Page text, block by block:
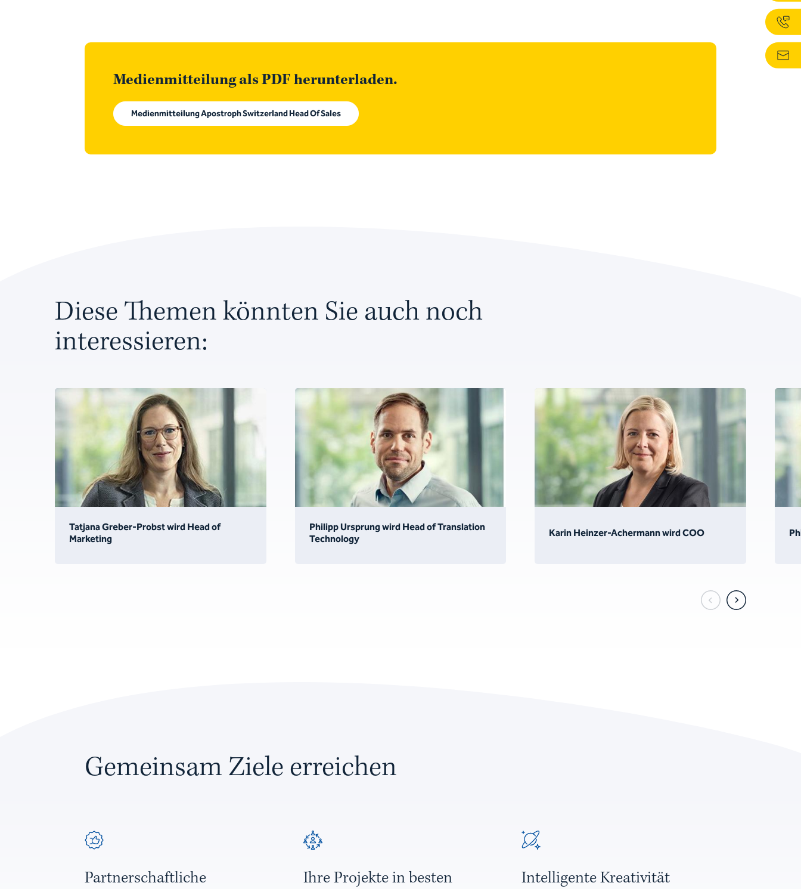
Medienmitteilung als PDF herunterladen.
Medienmitteilung Apostroph Switzerland Head Of Sales
Diese Themen könnten Sie auch noch
interessieren:
Tatjana Greber-Probst wird Head of
Marketing
Philipp Ursprung wird Head of Translation
Technology
Karin Heinzer-Achermann wird COO
Gemeinsam Ziele erreichen
Partnerschaftliche Ihre Projekte in besten Intelligente Kreativität